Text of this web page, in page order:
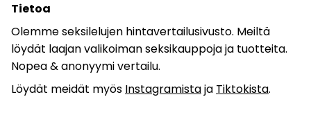
Tietoa
Olemme seksilelujen hintavertailusivusto. Meiltä
löydät laajan valikoiman seksikauppoja ja tuotteita.
Nopea & anonyymi vertailu.
Löydät meidät myös Instagramistaja Tiktokista.